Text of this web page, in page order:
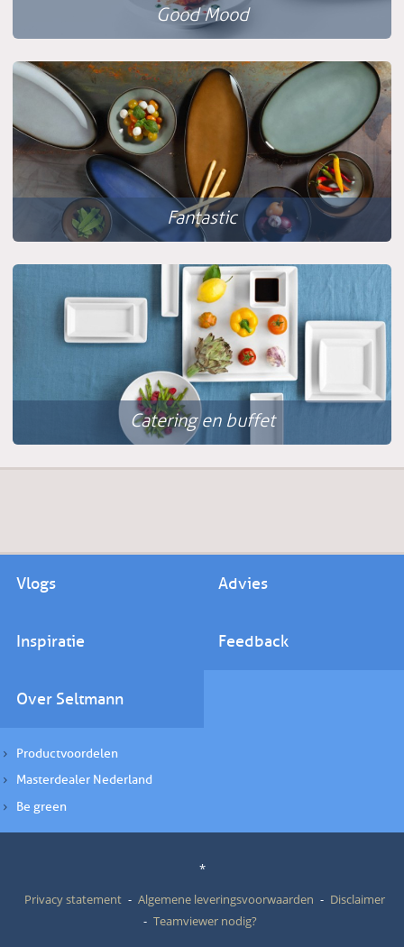
Good Mood
Fantastic
Catering en buffet
Vlogs Advies
Inspiratie Feedback
Over Seltmann
Productvoordelen
Masterdealer Nederland
Be green
*
Privacy statement
Algemene leveringsvoorwaarden
Disclaimer
Teamviewer nodig?